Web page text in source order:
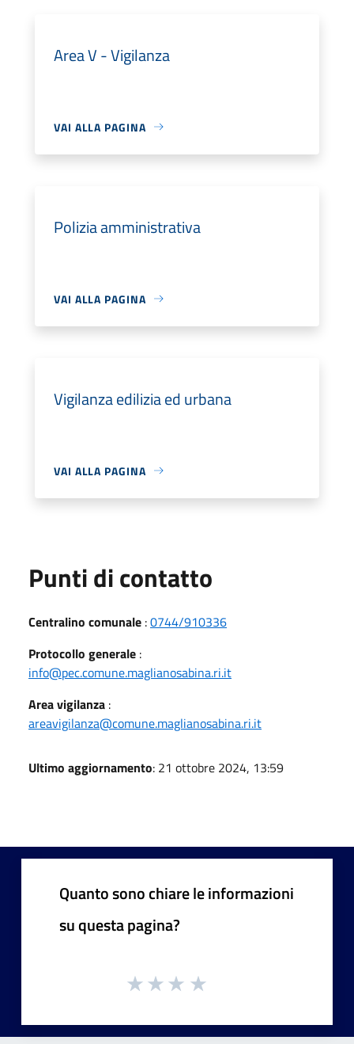
Area V - Vigilanza
VAI ALLA PAGINA
Polizia amministrativa
VAI ALLA PAGINA
Vigilanza edilizia ed urbana
VAI ALLA PAGINA
Punti di contatto
Centralino comunale :0744/910336
Protocollo generale :
info@pec.comune.maglianosabina.ri.it
Area vigilanza :
areavigilanza@comune.maglianosabina.ri.it
Ultimo aggiornamento: 21 ottobre 2024, 13:59
Quanto sono chiare le informazioni
su questa pagina?